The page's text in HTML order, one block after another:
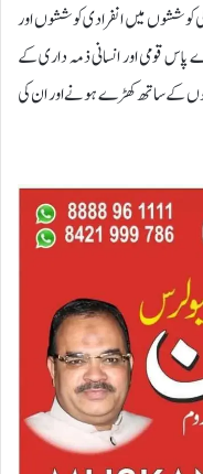
کی کوششوں میں انفرادی کوششوں اور
پاس قومی اور انسانی ذمہ داری کے
کے ساتھ کھڑے ہونے اور ان کی